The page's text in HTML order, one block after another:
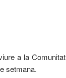
a la Comunitat
setmana.